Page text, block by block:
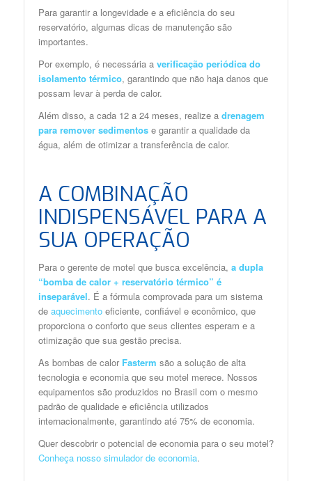
Para garantir a longevidade e a eficiência do seu
reservatório, algumas dicas de manutenção são
importantes.
Por exemplo, é necessária a verificação periódica do
isolamento térmico, garantindo que não haja danos que
possam levar à perda de calor.
Além disso, a cada 12 a 24 meses, realize a drenagem
para remover sedimentose garantir a qualidade da
água, além de otimizar a transferência de calor.
A COMBINAÇÃO
INDISPENSÁVEL PARA A
SUA OPERAÇÃO
Para o gerente de motel que busca excelência, a dupla
“bomba de calor + reservatório térmico” é
inseparável. É a fórmula comprovada para um sistema
de aquecimentoeficiente, confiável e econômico, que
proporciona o conforto que seus clientes esperam e a
otimização que sua gestão precisa.
As bombas de calor Fasterm são a solução de alta
tecnologia e economia que seu motel merece. Nossos
equipamentos são produzidos no Brasil com o mesmo
padrão de qualidade e eficiência utilizados
internacionalmente, garantindo até 75% de economia.
Quer descobrir o potencial de economia para o seu motel?
Conheça nosso simulador de economia.